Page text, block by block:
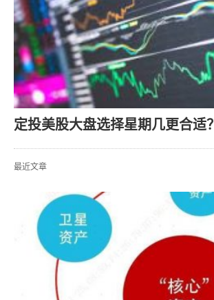
定投美股大盘选择星期几更合适？
最近文章